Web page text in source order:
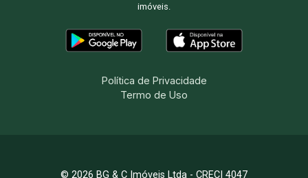
imóveis.
Política de Privacidade
Termo de Uso
© 2026 BG & C Imóveis Ltda - CRECI 4047